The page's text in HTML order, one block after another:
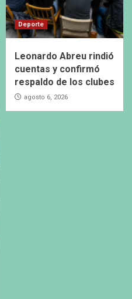
Deporte
Leonardo Abreu rindió
cuentas y confirmó
respaldo de los clubes
agosto 6, 2026